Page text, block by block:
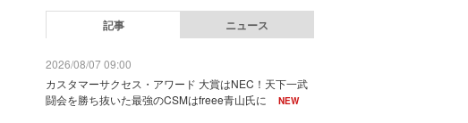
記事 ニュース
2026/08/07 09:00
カスタマーサクセス・アワード 大賞はNEC！天下一武
闘会を勝ち抜いた最強のCSMはfreee青山氏に
NEW